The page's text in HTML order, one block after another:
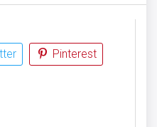
Pinterest